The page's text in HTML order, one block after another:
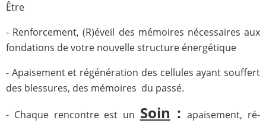
Être
- Renforcement, (R)éveil des mémoires nécessaires aux
fondations de votre nouvelle structure énergétique
- Apaisement et régénération des cellules ayant souffert
des blessures, des mémoires du passé.
- Chaque rencontre est un Soin :apaisement, ré-